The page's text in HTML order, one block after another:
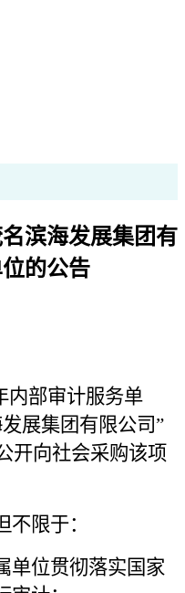
滨海发展集团有
的公告
内部审计服务单
展集团有限公司”
开向社会采购该项
限于：
单位贯彻落实国家